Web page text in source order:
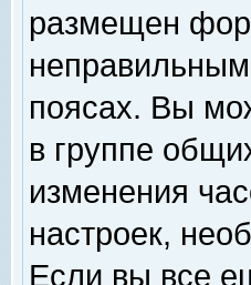
размещен
поясах. Вы
в группе
изменения
настроек,
Если вы все